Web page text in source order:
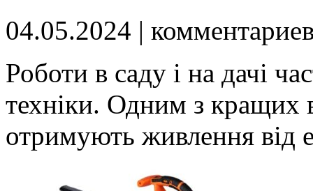
04.05.2024 |
Роботи в саду і на дачі
техніки. Одним з кращих
отримують живлення від